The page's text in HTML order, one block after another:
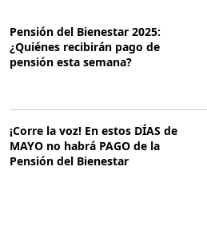
Pensión del Bienestar 2025:
¿Quiénes recibirán pago de
pensión esta semana?
¡Corre la voz! En estos DÍAS de
MAYO no habrá PAGO de la
Pensión del Bienestar